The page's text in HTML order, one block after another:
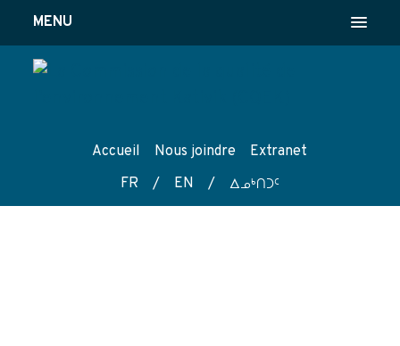
MENU
Accueil Nous joindre
Extranet
FR
/ EN / wk4tg5